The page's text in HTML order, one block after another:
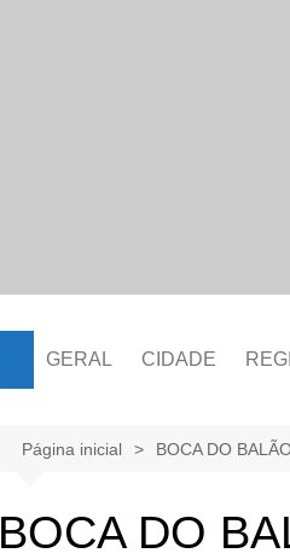
GERAL CIDADE
Página inicial BOCA DO
BOCA DO